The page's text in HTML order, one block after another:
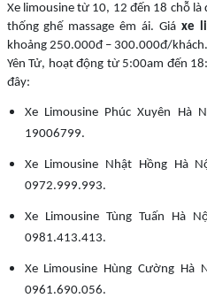
Xe limousine từ 10, 12 đến 18 chỗ
thống ghế massage êm ái. Giáxe
khoảng 250.000đ – 300.000đ/
Yên Tử, hoạt động từ 5:00am đến
đây:
Xe Limousine Phúc Xuyên Hà
19006799.
Xe Limousine Nhật Hồng Hà
0972.999.993.
Xe Limousine Tùng Tuấn Hà
0981.413.413.
Xe Limousine Hùng Cường Hà
0961.690.056.